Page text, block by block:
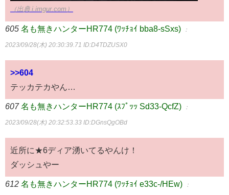
（出典 i.imgur.com）
605 名も無きハンターHR774 (ﾜｯﾁｮｲ bba8-sSxs) ：
2023/09/28(木) 20:30:39.71 ID:D4TDZUSX0
>>604
テッカテカやん…
607 名も無きハンターHR774 (ｽﾌﾟｯｯ Sd33-QcfZ) ：
2023/09/28(木) 20:32:53.33 ID:DGnsQgOBd
近所に★6ディア湧いてるやんけ！
ダッシュやー
612 名も無きハンターHR774 (ﾜｯﾁｮｲ e33c-/HEw) ：